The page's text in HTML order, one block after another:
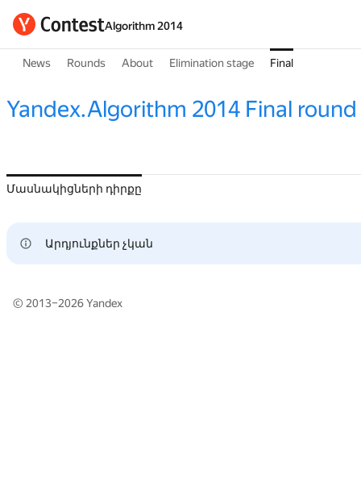
Algorithm 2014
News Rounds About Elimination stage Final
Yandex.Algorithm 2014 Final round
Մասնակիցների դիրքը
Արդյունքներ չկան
© 2013–2026Yandex